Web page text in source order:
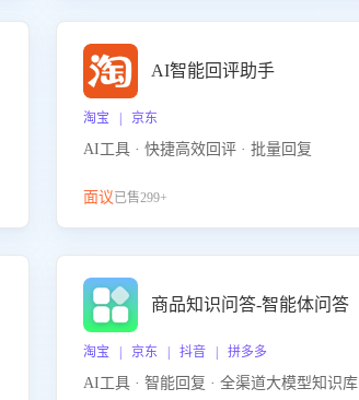
AI智能回评助手
淘宝 | 京东
AI工具 · 快捷高效回评 · 批量回复
面议已售299+
商品知识问答-智能体问答
淘宝 | 京东 | 抖音 | 拼多多
AI工具 · 智能回复 · 全渠道大模型知识库